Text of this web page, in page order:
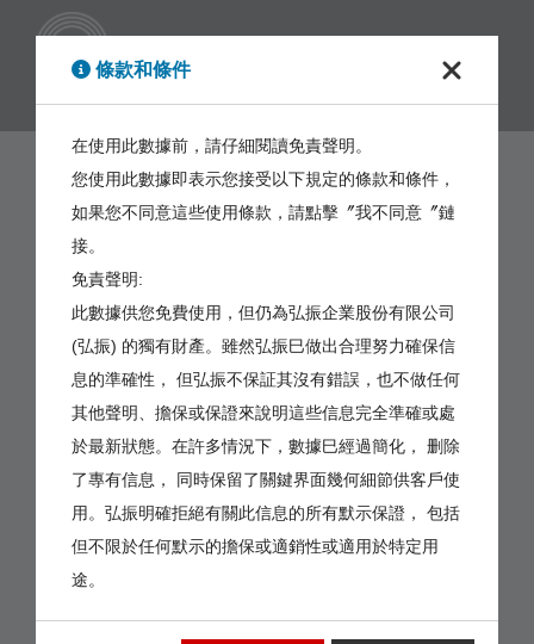
條款和條件
在使用此數據前，請仔細閱讀免責聲明。
您使用此數據即表示您接受以下規定的條款和條件，
如果您不同意這些使用條款，請點擊〞我不同意〞鏈
接。
免責聲明:
此數據供您免費使用，但仍為弘振企業股份有限公司
(弘振) 的獨有財產。雖然弘振巳做出合理努力確保信
息的準確性， 但弘振不保証其沒有錯誤，也不做任何
其他聲明、擔保或保證來說明這些信息完全準確或處
於最新狀態。在許多情況下，數據巳經過簡化， 删除
了專有信息， 同時保留了關鍵界面幾何細節供客戶使
用。弘振明確拒絕有關此信息的所有默示保證， 包括
但不限於任何默示的擔保或適銷性或適用於特定用
途。